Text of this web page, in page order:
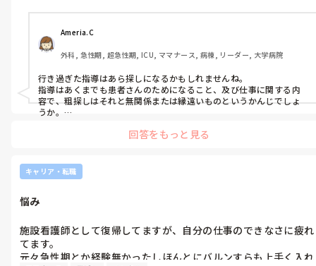
Ameria.C
外科, 急性期, 超急性期, ICU, ママナース, 病棟, リーダー, 大学病院
行き過ぎた指導はあら探しになるかもしれませんね。
指導はあくまでも患者さんのためになること、及び仕事に関する内
容で、粗探しはそれと無関係または縁遠いものというかんじでしょ
うか。
回答をもっと見る
キャリア・転職
悩み
施設看護師として復帰してますが、自分の仕事のできなさに疲れ
てます。
元々急性期とか経験無かったしほんとにバルンすらも上手く入れ